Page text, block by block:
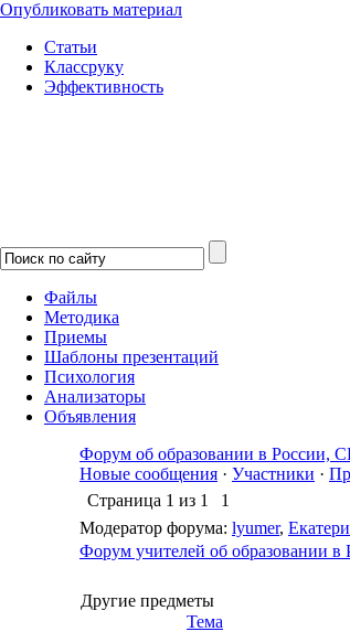
Опубликовать материал
Статьи
Классруку
Эффективность
Файлы
Методика
Приемы
Шаблоны презентаций
Психология
Анализаторы
Объявления
Форум об образовании в России,
Новые сообщения · Участники ·
Страница 1 из 1
1
Модератор форума: lyumer,
Форум учителей об образовании в
Другие предметы
Тема